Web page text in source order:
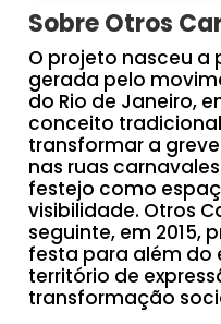
Sobre Otros
O projeto nasceu a
gerada pelo
do Rio de Janeiro,
conceito
transformar a
nas ruas
festejo como
visibilidade. Otros
seguinte, em 2015,
festa para além do
território de
transformação